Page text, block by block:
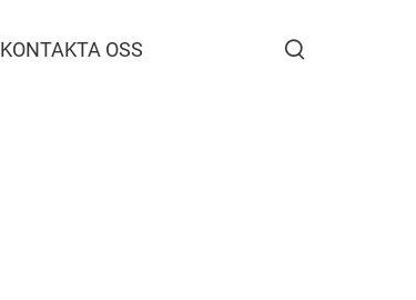
KONTAKTA OSS